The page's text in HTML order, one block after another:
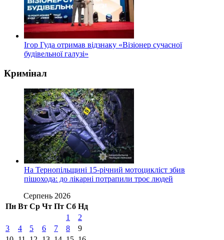
Ігор Гуда отримав відзнаку «Візіонер сучасної
будівельної галузі»
Кримінал
На Тернопільщині 15-річний мотоцикліст збив
пішохода: до лікарні потрапили троє людей
Серпень 2026
Пн Вт Ср Чт Пт Сб Нд
1
2
3
4 5 6 7 8
9